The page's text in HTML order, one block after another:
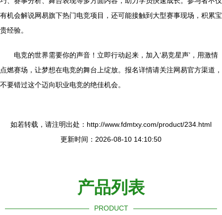
有机会解说网易旗下热门电竞项目，还可能接触到大型赛事现场，积累宝
贵经验。
电竞的世界需要你的声音！立即行动起来，加入‘易竞星声’，用激情
点燃赛场，让梦想在电竞的舞台上绽放。报名详情请关注网易官方渠道，
不要错过这个迈向职业电竞的绝佳机会。
如若转载，请注明出处：http://www.fdmtxy.com/product/234.html
更新时间：2026-08-10 14:10:50
产品列表
PRODUCT